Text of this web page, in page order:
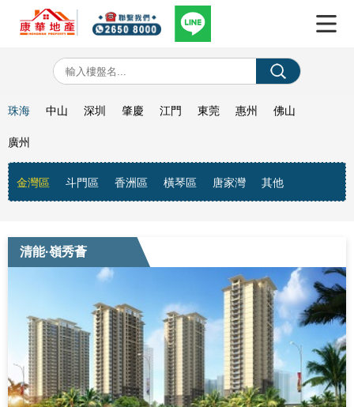
珠海
金灣區 斗門區 香洲區 橫琴區 唐家灣 其他
中山 深圳 肇慶 江門 東莞 惠州 佛山
廣州
清能·嶺秀薈